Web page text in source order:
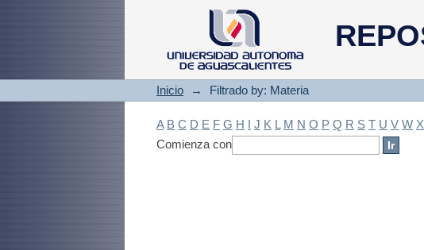
Filtrado by: Materia
Inicio → Filtrado by: Materia
A B C D E F G H I J K L M N O P Q R S T U V W X
Comienza con